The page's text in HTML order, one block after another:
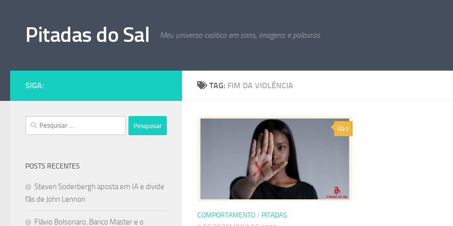
Pitadas do Sal Meu universo caótico em sons, imagens e palavras
TAG: FIM DA VIOLÊNCIA
0
COMPORTAMENTO/ PITADAS
SIGA:
Pesquisar
por:
POSTS RECENTES
Steven Soderbergh aposta em IA e divide
fãs de John Lennon
Flávio Bolsonaro, Banco Master e o